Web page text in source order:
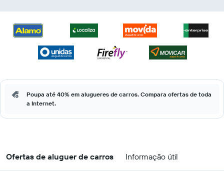
Poupa até 40% em alugueres de carros. Compara ofertas de toda
a Internet.
Ofertas de aluguer de carros Informação útil